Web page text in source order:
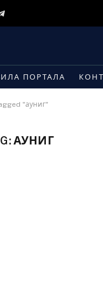
Telegram
ПОРТАЛА
"ауниг"
АУНИГ